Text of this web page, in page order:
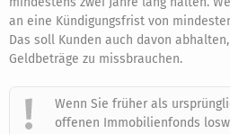
an eine Kündigungsfrist von
Das soll Kunden auch davon
Geldbeträge zu missbrauchen.
Wenn Sie früher als
offenen Immobilienfonds